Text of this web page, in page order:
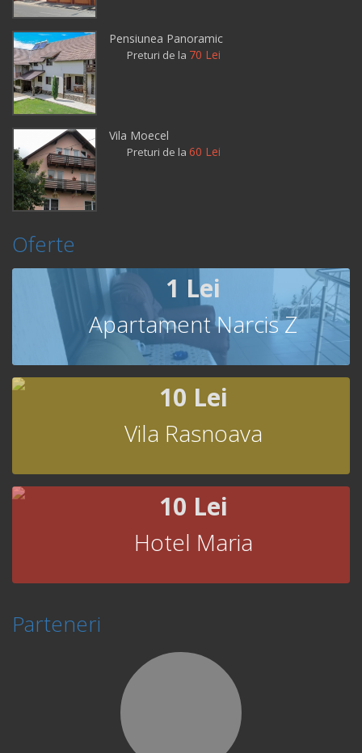
Pensiunea Panoramic
Preturi de la 70 Lei
Vila Moecel
Preturi de la 60 Lei
Oferte
1 Lei
Apartament Narcis Z
10 Lei
Vila Rasnoava
10 Lei
Hotel Maria
Parteneri